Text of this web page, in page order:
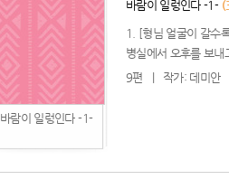
바람이 일렁인다 -1-
바람이 일렁인다 -1-
1. [형님 얼굴이 갈수
병실에서 오후를 보내
9편
작가: 데미안